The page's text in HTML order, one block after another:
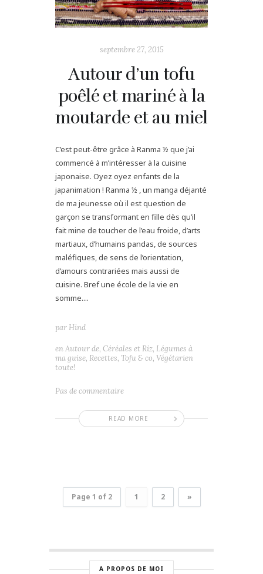
septembre 27, 2015
Autour d’un tofu
poêlé et mariné à la
moutarde et au miel
C’est peut-être grâce à Ranma ½ que j’ai
commencé à m’intéresser à la cuisine
japonaise. Oyez oyez enfants de la
japanimation ! Ranma ½ , un manga déjanté
de ma jeunesse où il est question de
garçon se transformant en fille dès qu’il
fait mine de toucher de l’eau froide, d’arts
martiaux, d’humains pandas, de sources
maléfiques, de sens de l’orientation,
d’amours contrariées mais aussi de
cuisine. Bref une école de la vie en
somme....
READ MORE
par Hind
enAutour de, Céréales et Riz, Légumes à
ma guise, Recettes, Tofu & co, Végétarien
toute!
Pas de commentaire
Page 1 of 2 1 2 »
A PROPOS DE MOI